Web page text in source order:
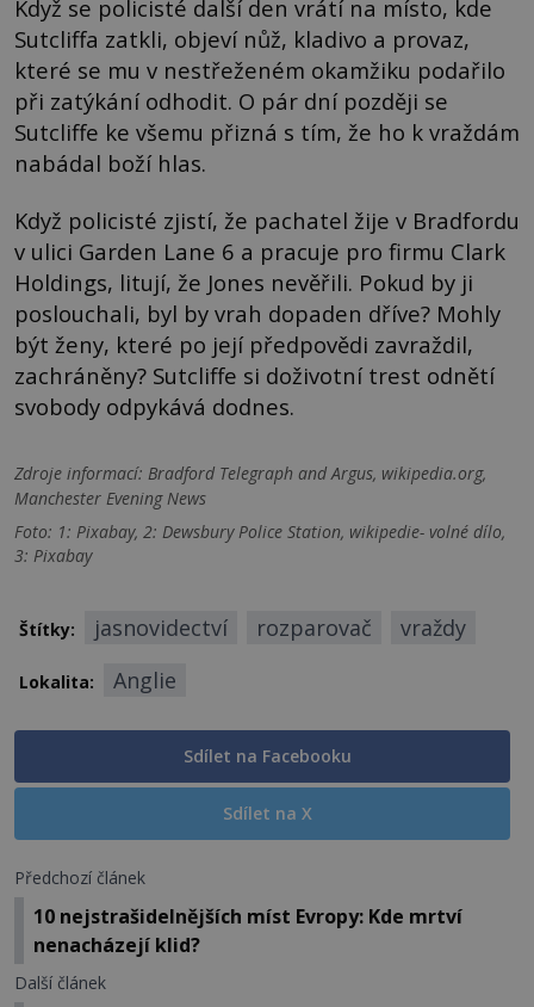
Když se policisté další den vrátí na místo, kde
Sutcliffa zatkli, objeví nůž, kladivo a provaz,
které se mu v nestřeženém okamžiku podařilo
při zatýkání odhodit. O pár dní později se
Sutcliffe ke všemu přizná s tím, že ho k vraždám
nabádal boží hlas.
Když policisté zjistí, že pachatel žije v Bradfordu
v ulici Garden Lane 6 a pracuje pro firmu Clark
Holdings, litují, že Jones nevěřili. Pokud by ji
poslouchali, byl by vrah dopaden dříve? Mohly
být ženy, které po její předpovědi zavraždil,
zachráněny? Sutcliffe si doživotní trest odnětí
svobody odpykává dodnes.
Zdroje informací: Bradford Telegraph and Argus, wikipedia.org,
Manchester Evening News
Foto: 1: Pixabay, 2: Dewsbury Police Station, wikipedie- volné dílo,
3: Pixabay
Štítky: jasnovidectví rozparovač vraždy
Lokalita: Anglie
Sdílet na Facebooku
Sdílet na X
Předchozí článek
10 nejstrašidelnějších míst Evropy: Kde mrtví
nenacházejí klid?
Další článek